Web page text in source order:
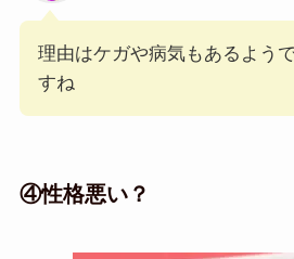
理由はケガや病気もあるよう
すね
④性格悪い？